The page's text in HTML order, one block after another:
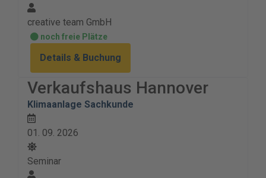
creative team GmbH
noch freie Plätze
Details & Buchung
Verkaufshaus Hannover
Klimaanlage Sachkunde
01. 09. 2026
Seminar